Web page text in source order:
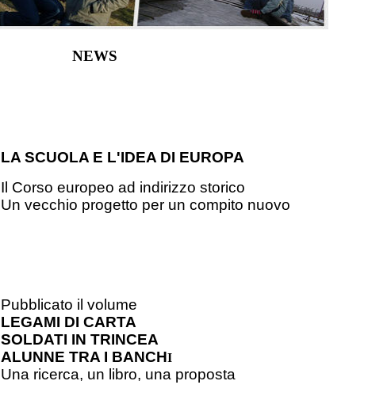
NEWS
LA SCUOLA E L'IDEA DI EUROPA
Il Corso europeo ad indirizzo storico
Un vecchio progetto per un compito nuovo
Pubblicato il volume
LEGAMI DI CARTA
SOLDATI IN TRINCEA
ALUNNE TRA I BANCHI
Una ricerca, un libro, una proposta